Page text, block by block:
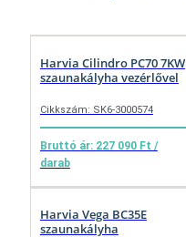
Harvia Cilindro PC70 7KW
szaunakályha vezérlővel
Cikkszám: SK6-3000574
Bruttó ár: 227 090 Ft /
darab
Harvia Vega BC35E
szaunakályha